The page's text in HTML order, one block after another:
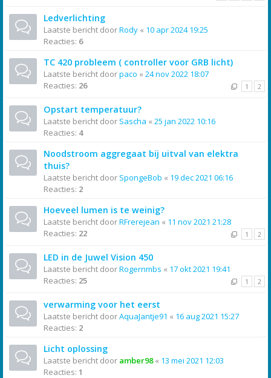
Ledverlichting
Laatste bericht doorRody « 10 apr 2024 19:25
Reacties: 6
TC 420 probleem ( controller voor GRB licht)
Laatste bericht doorpaco « 24 nov 2022 18:07
Reacties: 26 1 2
Opstart temperatuur?
Laatste bericht door Sascha « 25 jan 2022 10:16
Reacties: 4
Noodstroom aggregaat bij uitval van elektra
thuis?
Laatste bericht door SpongeBob « 19 dec 2021 06:16
Reacties: 2
Hoeveel lumen is te weinig?
Laatste bericht doorRFrerejean « 11 nov 2021 21:28
Reacties: 22 1 2
LED in de Juwel Vision 450
Laatste bericht doorRogernmbs « 17 okt 2021 19:41
Reacties: 25 1 2
verwarming voor het eerst
Laatste bericht doorAquaJantje91 « 16 aug 2021 15:27
Reacties: 2
Licht oplossing
Laatste bericht door amber98« 13 mei 2021 12:03
Reacties: 1